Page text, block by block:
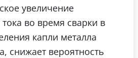
увеличение
во время сварки в
капли металла
снижает вероятность